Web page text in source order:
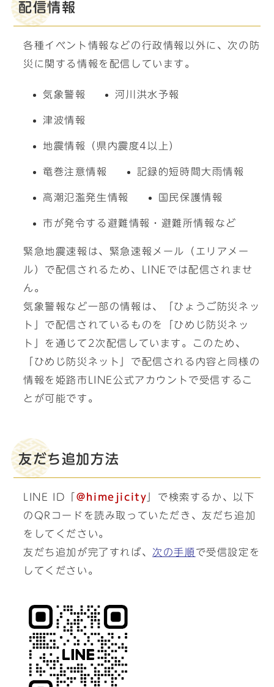
配信情報
各種イベント情報などの行政情報以外に、次の防
災に関する情報を配信しています。
気象警報 河川洪水予報
津波情報
地震情報（県内震度4以上）
竜巻注意情報 記録的短時間大雨情報
高潮氾濫発生情報 国民保護情報
市が発令する避難情報・避難所情報など
緊急地震速報は、緊急速報メール（エリアメー
ル）で配信されるため、LINEでは配信されませ
ん。
気象警報など一部の情報は、「ひょうご防災ネッ
ト」で配信されているものを「ひめじ防災ネッ
ト」を通じて2次配信しています。このため、
「ひめじ防災ネット」で配信される内容と同様の
情報を姫路市LINE公式アカウントで受信するこ
とが可能です。
友だち追加方法
LINE ID「 ＠himejicity 」で検索するか、以下
のQRコードを読み取っていただき、友だち追加
をしてください。
友だち追加が完了すれば、 次の手順 で受信設定を
してください。